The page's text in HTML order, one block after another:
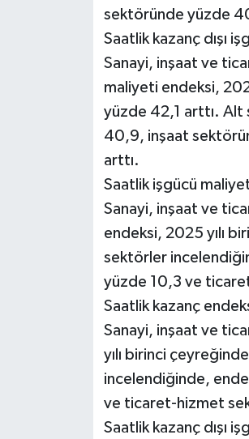
sektöründe yüzde
Saatlik kazanç dışı
Sanayi, inşaat ve
maliyeti endeksi,
yüzde 42,1 arttı.
40,9, inşaat
arttı.
Saatlik işgücü
Sanayi, inşaat ve
endeksi, 2025 yılı
sektörler
yüzde 10,3 ve
Saatlik kazanç
Sanayi, inşaat ve
yılı birinci
incelendiğinde,
ve ticaret-hizmet
Saatlik kazanç dışı